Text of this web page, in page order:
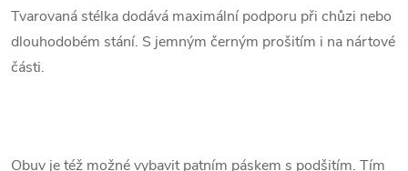
Tvarovaná stélka dodává maximální podporu při chůzi nebo
dlouhodobém stání. S jemným černým prošitím i na nártové
části.
Obuv je též možné vybavit patním páskem s podšitím. Tím